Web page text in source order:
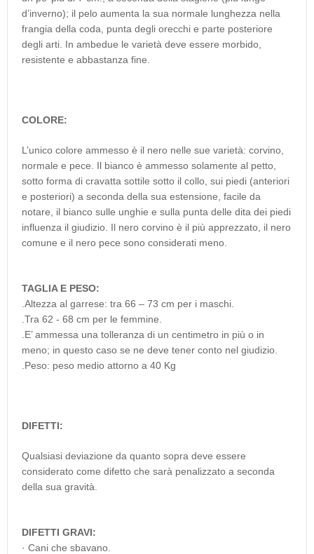
d’inverno); il pelo aumenta la sua normale lunghezza nella
frangia della coda, punta degli orecchi e parte posteriore
degli arti. In ambedue le varietà deve essere morbido,
resistente e abbastanza fine.
COLORE:
L’unico colore ammesso è il nero nelle sue varietà: corvino,
normale e pece. Il bianco è ammesso solamente al petto,
sotto forma di cravatta sottile sotto il collo, sui piedi (anteriori
e posteriori) a seconda della sua estensione, facile da
notare, il bianco sulle unghie e sulla punta delle dita dei piedi
influenza il giudizio. Il nero corvino è il più apprezzato, il nero
comune e il nero pece sono considerati meno.
TAGLIA E PESO:
.Altezza al garrese: tra 66 – 73 cm per i maschi.
.Tra 62 - 68 cm per le femmine.
.E’ ammessa una tolleranza di un centimetro in più o in
meno; in questo caso se ne deve tener conto nel giudizio.
.Peso: peso medio attorno a 40 Kg
DIFETTI:
Qualsiasi deviazione da quanto sopra deve essere
considerato come difetto che sarà penalizzato a seconda
della sua gravità.
DIFETTI GRAVI:
· Cani che sbavano.